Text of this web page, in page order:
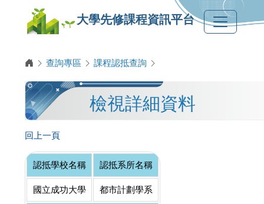
大學先修課程資訊平台
查詢專區 課程認抵查詢
檢視詳細資料
回上一頁
認抵學校名稱 認抵系所名稱
國立成功大學 都市計劃學系